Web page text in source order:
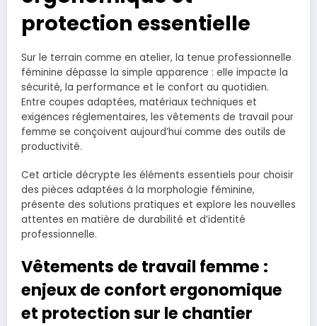
protection essentielle
Sur le terrain comme en atelier, la tenue professionnelle
féminine dépasse la simple apparence : elle impacte la
sécurité, la performance et le confort au quotidien.
Entre coupes adaptées, matériaux techniques et
exigences réglementaires, les vêtements de travail pour
femme se conçoivent aujourd’hui comme des outils de
productivité.
Cet article décrypte les éléments essentiels pour choisir
des pièces adaptées à la morphologie féminine,
présente des solutions pratiques et explore les nouvelles
attentes en matière de durabilité et d’identité
professionnelle.
Vêtements de travail femme :
enjeux de confort ergonomique
et protection sur le chantier